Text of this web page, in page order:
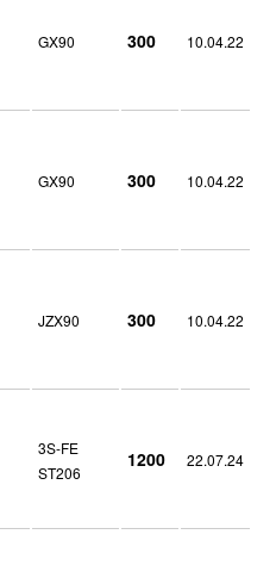
GX90 300 10.04.22
GX90 300 10.04.22
JZX90 300 10.04.22
3S-FE
ST206
1200 22.07.24